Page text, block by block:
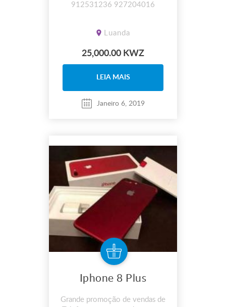
912531236 927204016
Luanda
25,000.00 KWZ
LEIA MAIS
Janeiro 6, 2019
Iphone 8 Plus
Grande promoção de vendas de